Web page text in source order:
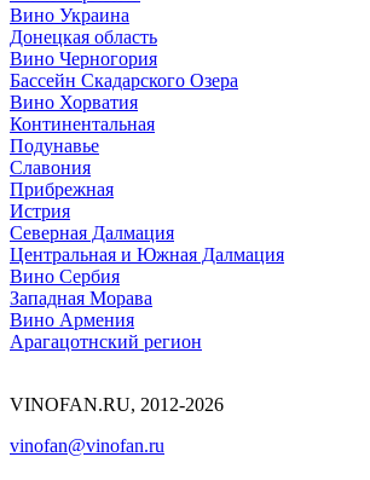
Вино Украина
Донецкая область
Вино Черногория
Бассейн Скадарского Озера
Вино Хорватия
Континентальная
Подунавье
Славония
Прибрежная
Истрия
Северная Далмация
Центральная и Южная Далмация
Вино Сербия
Западная Морава
Вино Армения
Арагацотнский регион
VINOFAN.RU, 2012-2026
vinofan@vinofan.ru